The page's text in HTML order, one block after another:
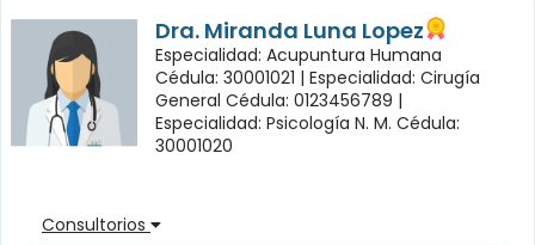
Dra. Miranda Luna Lopez
Especialidad: Acupuntura Humana
Cédula: 30001021 | Especialidad: Cirugía
General Cédula: 0123456789 |
Especialidad: Psicología N. M. Cédula:
30001020
Consultorios